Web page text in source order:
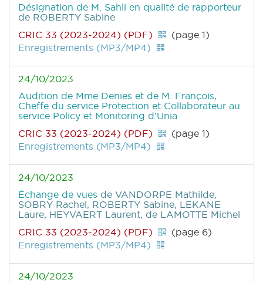
Désignation de M. Sahli en qualité de rapporteur
de ROBERTY Sabine
CRIC 33 (2023-2024) (PDF)
(page 1)
Enregistrements (MP3/MP4)
24/10/2023
Audition de Mme Denies et de M. François,
Cheffe du service Protection et Collaborateur au
service Policy et Monitoring d’Unia
CRIC 33 (2023-2024) (PDF)
(page 1)
Enregistrements (MP3/MP4)
24/10/2023
Échange de vues de VANDORPE Mathilde,
SOBRY Rachel, ROBERTY Sabine, LEKANE
Laure, HEYVAERT Laurent, de LAMOTTE Michel
CRIC 33 (2023-2024) (PDF)
(page 6)
Enregistrements (MP3/MP4)
24/10/2023